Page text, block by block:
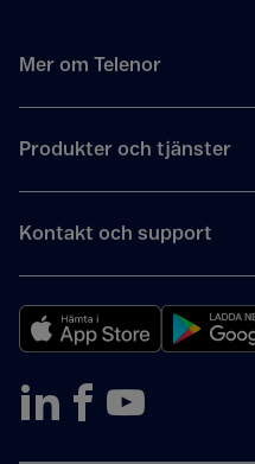
Mer om Telenor
Produkter och tjänster
Kontakt och support